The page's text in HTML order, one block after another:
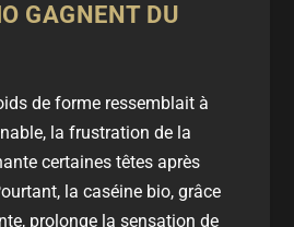
GAGNENT DU
de forme ressemblait à
la frustration de la
certaines têtes après
la caséine bio, grâce
prolonge la sensation de